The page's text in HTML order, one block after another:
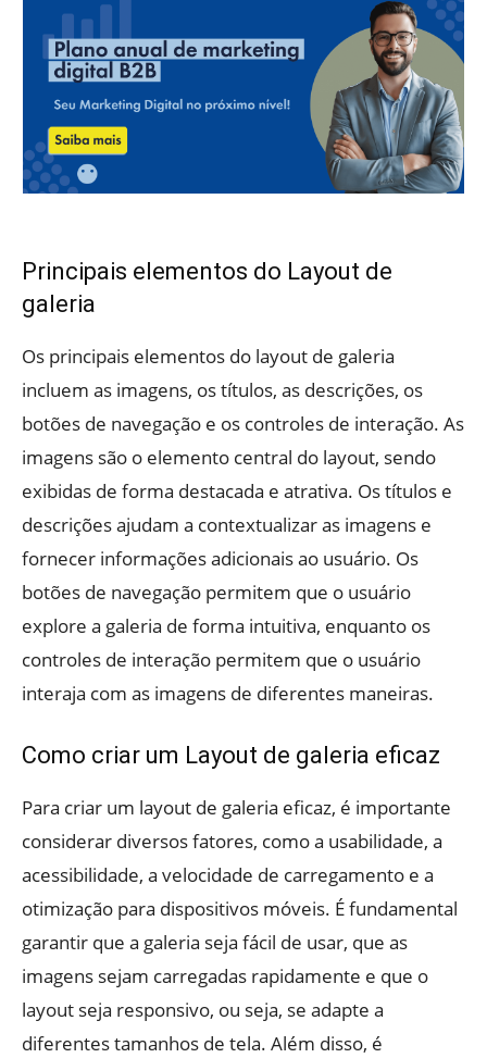
Principais elementos do Layout de
galeria
Os principais elementos do layout de galeria
incluem as imagens, os títulos, as descrições, os
botões de navegação e os controles de interação. As
imagens são o elemento central do layout, sendo
exibidas de forma destacada e atrativa. Os títulos e
descrições ajudam a contextualizar as imagens e
fornecer informações adicionais ao usuário. Os
botões de navegação permitem que o usuário
explore a galeria de forma intuitiva, enquanto os
controles de interação permitem que o usuário
interaja com as imagens de diferentes maneiras.
Como criar um Layout de galeria eficaz
Para criar um layout de galeria eficaz, é importante
considerar diversos fatores, como a usabilidade, a
acessibilidade, a velocidade de carregamento e a
otimização para dispositivos móveis. É fundamental
garantir que a galeria seja fácil de usar, que as
imagens sejam carregadas rapidamente e que o
layout seja responsivo, ou seja, se adapte a
diferentes tamanhos de tela. Além disso, é